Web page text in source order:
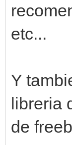
etc...
Y
libreria
de